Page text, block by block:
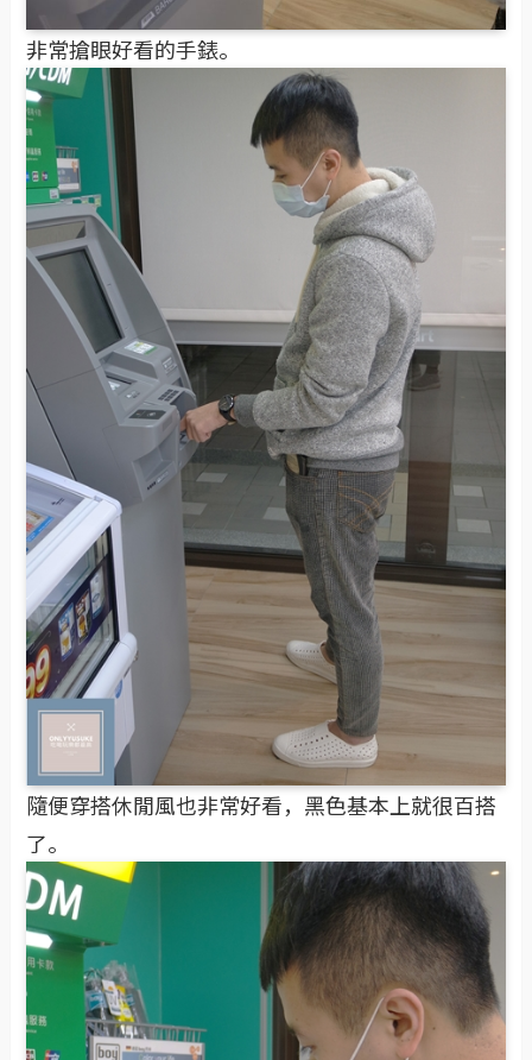
非常搶眼好看的手錶。
隨便穿搭休閒風也非常好看，黑色基本上就很百搭
了。